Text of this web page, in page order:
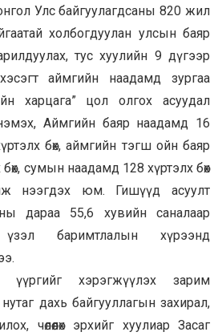
Улс байгуулагдсаны 820 жил
холбогдуулан улсын баяр
тус хуулийн 9 дүгээр
аймгийн наадамд зургаа
харцага” цол олгох асуудал
Аймгийн баяр наадамд 16
бөх, аймгийн тэгш ойн баяр
сумын наадамд 128 хүртэлх бөх
нээгдэх юм. Гишүүд асуулт
дараа 55,6 хувийн саналаар
үзэл баримтлалын хүрээнд
хэрэгжүүлэх зарим
дахь байгууллагын захирал,
чөлөөлөх эрхийг хуулиар Засаг